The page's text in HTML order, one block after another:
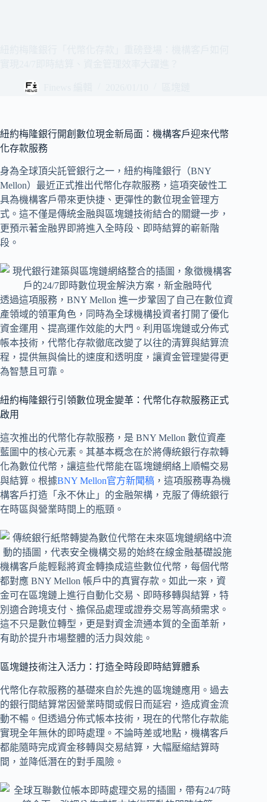
紐約梅隆銀行開創數位現金新局面：機構客戶迎來代幣
化存款服務
身為全球頂尖託管銀行之一，紐約梅隆銀行（BNY
Mellon）最近正式推出代幣化存款服務，這項突破性工
具為機構客戶帶來更快捷、更彈性的數位現金管理方
式。這不僅是傳統金融與區塊鏈技術結合的關鍵一步，
更預示著金融界即將進入全時段、即時結算的嶄新階
段。
透過這項服務，BNY Mellon 進一步鞏固了自己在數位資
產領域的領軍角色，同時為全球機構投資者打開了優化
資金運用、提高運作效能的大門。利用區塊鏈或分佈式
帳本技術，代幣化存款徹底改變了以往的清算與結算流
程，提供無與倫比的速度和透明度，讓資金管理變得更
為智慧且可靠。
紐約梅隆銀行引領數位現金變革：代幣化存款服務正式
啟用
這次推出的代幣化存款服務，是 BNY Mellon 數位資產
藍圖中的核心元素。其基本概念在於將傳統銀行存款轉
化為數位代幣，讓這些代幣能在區塊鏈網絡上順暢交易
與結算。根據BNY Mellon官方新聞稿 ，這項服務專為機
構客戶打造「永不休止」的金融架構，克服了傳統銀行
在時區與營業時間上的瓶頸。
機構客戶能輕鬆將資金轉換成這些數位代幣，每個代幣
都對應 BNY Mellon 帳戶中的真實存款。如此一來，資
金可在區塊鏈上進行自動化交易、即時移轉與結算，特
別適合跨境支付、擔保品處理或證券交易等高頻需求。
這不只是數位轉型，更是對資金流通本質的全面革新，
有助於提升市場整體的活力與效能。
區塊鏈技術注入活力：打造全時段即時結算體系
代幣化存款服務的基礎來自於先進的區塊鏈應用。過去
的銀行間結算常因營業時間或假日而延宕，造成資金流
動不暢。但透過分佈式帳本技術，現在的代幣化存款能
實現全年無休的即時處理。不論時差或地點，機構客戶
都能隨時完成資金移轉與交易結算，大幅壓縮結算時
間，並降低潛在的對手風險。